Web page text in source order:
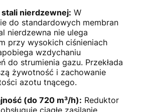
nierdzewnej: W
do standardowych membran
nierdzewna nie ulega
przy wysokich ciśnieniach
wzdychaniu
do strumienia gazu. Przekłada
żywotność i zachowanie
azotu tnącego.
(do 720 m³/h): Reduktor
ciągłe zasilanie